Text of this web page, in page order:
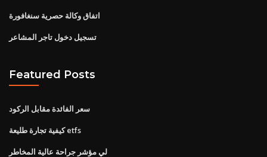
اتفاق وكالة حصرية سنغافورة
تسجيل دخول تاجر المشاعر
Featured Posts
سعر الفائدة مقابل الركود
كيفية تجارة طليعة etfs
لي مؤشر جراحة عالية المخاطر